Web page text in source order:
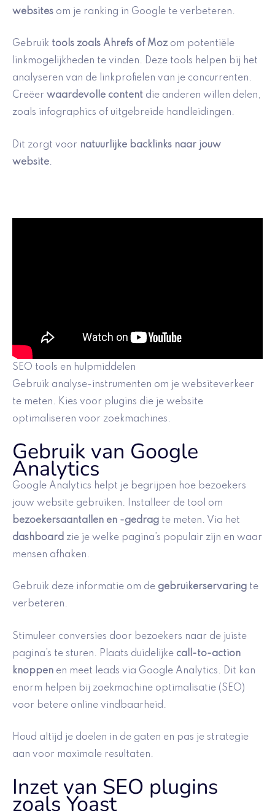
websites om je ranking in Google te verbeteren.
Gebruik tools zoals Ahrefs of Mozom potentiële
linkmogelijkheden te vinden. Deze tools helpen bij het
analyseren van de linkprofielen van je concurrenten.
Creëer waardevolle content die anderen willen delen,
zoals infographics of uitgebreide handleidingen.
Dit zorgt voor natuurlijke backlinks naar jouw
website.
SEO tools en hulpmiddelen
Gebruik analyse-instrumenten om je websiteverkeer
te meten. Kies voor plugins die je website
optimaliseren voor zoekmachines.
Gebruik van Google
Analytics
Google Analytics helpt je begrijpen hoe bezoekers
jouw website gebruiken. Installeer de tool om
bezoekersaantallen en -gedrag te meten. Via het
dashboard zie je welke pagina’s populair zijn en waar
mensen afhaken.
Gebruik deze informatie om de gebruikerservaring te
verbeteren.
Stimuleer conversies door bezoekers naar de juiste
pagina’s te sturen. Plaats duidelijke call-to-action
knoppen en meet leads via Google Analytics. Dit kan
enorm helpen bij zoekmachine optimalisatie (SEO)
voor betere online vindbaarheid.
Houd altijd je doelen in de gaten en pas je strategie
aan voor maximale resultaten.
Inzet van SEO plugins
zoals Yoast